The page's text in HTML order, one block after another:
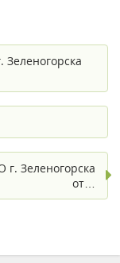
Зеленогорска
от…